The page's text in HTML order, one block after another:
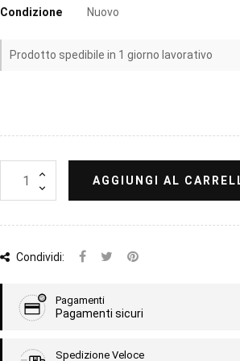
Condizione
Nuovo
Prodotto spedibile in 1 giorno lavorativo
AGGIUNGI AL
Condividi:
Pagamenti
Pagamenti sicuri
Spedizione Veloce